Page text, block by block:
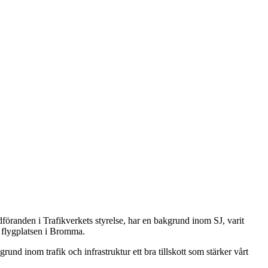
i Trafikverkets styrelse, har en bakgrund inom SJ, varit
i Bromma.
inom trafik och infrastruktur ett bra tillskott som stärker vårt